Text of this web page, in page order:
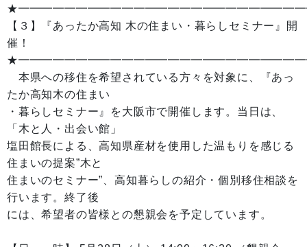
【３】『あったか高知 木の住まい・暮らしセミナー』開
催！
本県への移住を希望されている方々を対象に、『あっ
たか高知木の住まい
・暮らしセミナー』を大阪市で開催します。当日は、
「木と人・出会い館」
塩田館長による、高知県産材を使用した温もりを感じる
住まいの提案”木と
住まいのセミナー”、高知暮らしの紹介・個別移住相談を
行います。終了後
には、希望者の皆様との懇親会を予定しています。